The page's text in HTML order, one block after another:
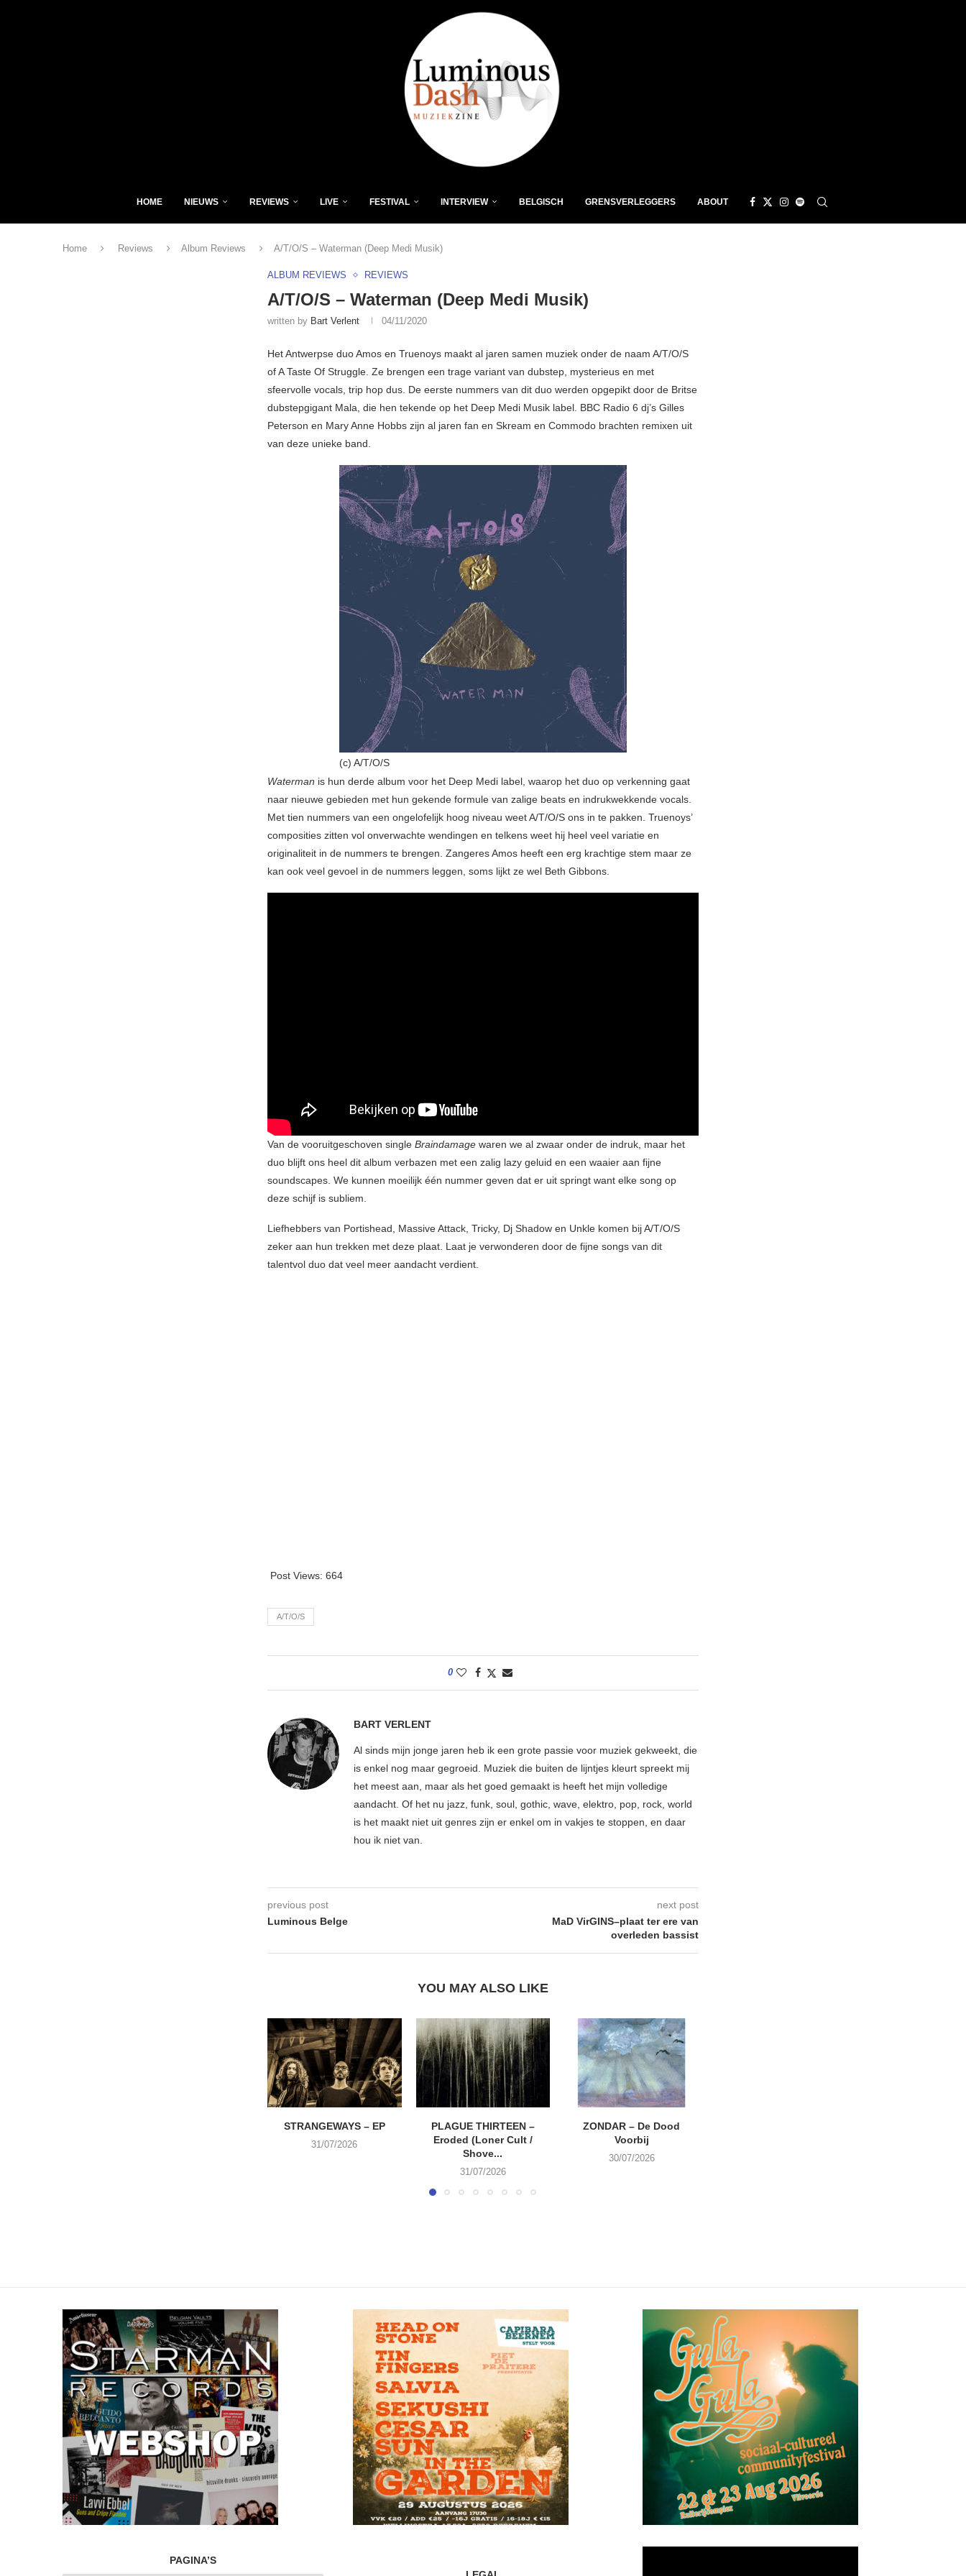
HOME NIEUWS REVIEWS LIVE FESTIVAL INTERVIEW BELGISCH GRENSVERLEGGERS ABOUT
Home Reviews Album Reviews A/T/O/S – Waterman (Deep Medi Musik)
ALBUM REVIEWS REVIEWS
A/T/O/S – Waterman (Deep Medi Musik)
written by Bart Verlent 04/11/2020
Het Antwerpse duo Amos en Truenoys maakt al jaren samen muziek onder de naam A/T/O/S
of A Taste Of Struggle. Ze brengen een trage variant van dubstep, mysterieus en met
sfeervolle vocals, trip hop dus. De eerste nummers van dit duo werden opgepikt door de Britse
dubstepgigant Mala, die hen tekende op het Deep Medi Musik label. BBC Radio 6 dj’s Gilles
Peterson en Mary Anne Hobbs zijn al jaren fan en Skream en Commodo brachten remixen uit
van deze unieke band.
(c) A/T/O/S
Waterman is hun derde album voor het Deep Medi label, waarop het duo op verkenning gaat
naar nieuwe gebieden met hun gekende formule van zalige beats en indrukwekkende vocals.
Met tien nummers van een ongelofelijk hoog niveau weet A/T/O/S ons in te pakken. Truenoys’
composities zitten vol onverwachte wendingen en telkens weet hij heel veel variatie en
originaliteit in de nummers te brengen. Zangeres Amos heeft een erg krachtige stem maar ze
kan ook veel gevoel in de nummers leggen, soms lijkt ze wel Beth Gibbons.
Van de vooruitgeschoven single Braindamage waren we al zwaar onder de indruk, maar het
duo blijft ons heel dit album verbazen met een zalig lazy geluid en een waaier aan fijne
soundscapes. We kunnen moeilijk één nummer geven dat er uit springt want elke song op
deze schijf is subliem.
Liefhebbers van Portishead, Massive Attack, Tricky, Dj Shadow en Unkle komen bij A/T/O/S
zeker aan hun trekken met deze plaat. Laat je verwonderen door de fijne songs van dit
talentvol duo dat veel meer aandacht verdient.
Post Views: 664
A/T/O/S
0
BART VERLENT
Al sinds mijn jonge jaren heb ik een grote passie voor muziek gekweekt, die
is enkel nog maar gegroeid. Muziek die buiten de lijntjes kleurt spreekt mij
het meest aan, maar als het goed gemaakt is heeft het mijn volledige
aandacht. Of het nu jazz, funk, soul, gothic, wave, elektro, pop, rock, world
is het maakt niet uit genres zijn er enkel om in vakjes te stoppen, en daar
hou ik niet van.
previous post
Luminous Belge
next post
MaD VirGINS–plaat ter ere van
overleden bassist
YOU MAY ALSO LIKE
STRANGEWAYS – EP
31/07/2026
PLAGUE THIRTEEN –
Eroded (Loner Cult /
Shove...
31/07/2026
ZONDAR – De Dood
Voorbij
30/07/2026
PAGINA’S